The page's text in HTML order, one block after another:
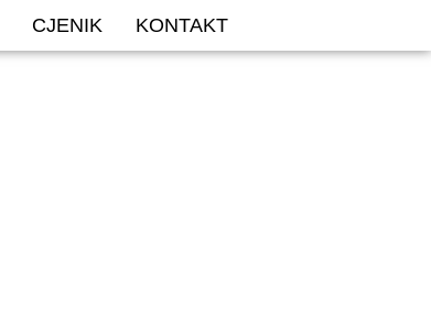
CJENIK KONTAKT